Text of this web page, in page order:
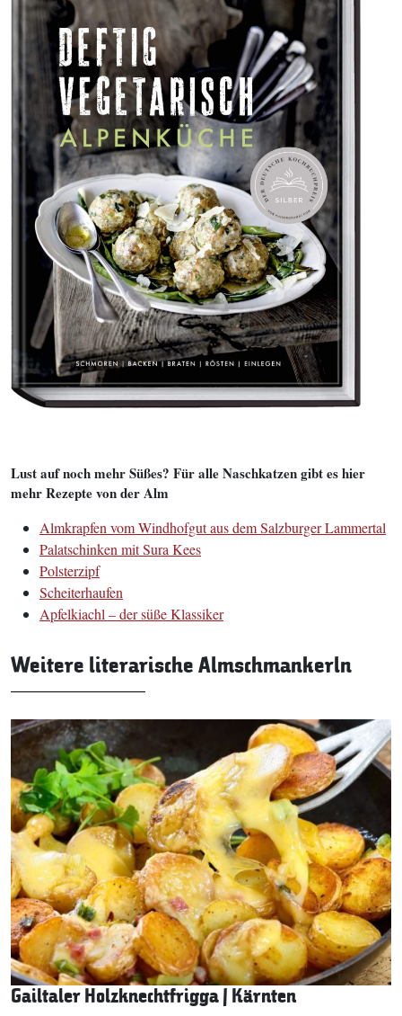
Lust auf noch mehr Süßes? Für alle Naschkatzen gibt es hier
mehr Rezepte von der Alm
Almkrapfen vom Windhofgut aus dem Salzburger Lammertal
Palatschinken mit Sura Kees
Polsterzipf
Scheiterhaufen
Apfelkiachl – der süße Klassiker
Weitere literarische Almschmankerln
Gailtaler Holzknechtfrigga | Kärnten